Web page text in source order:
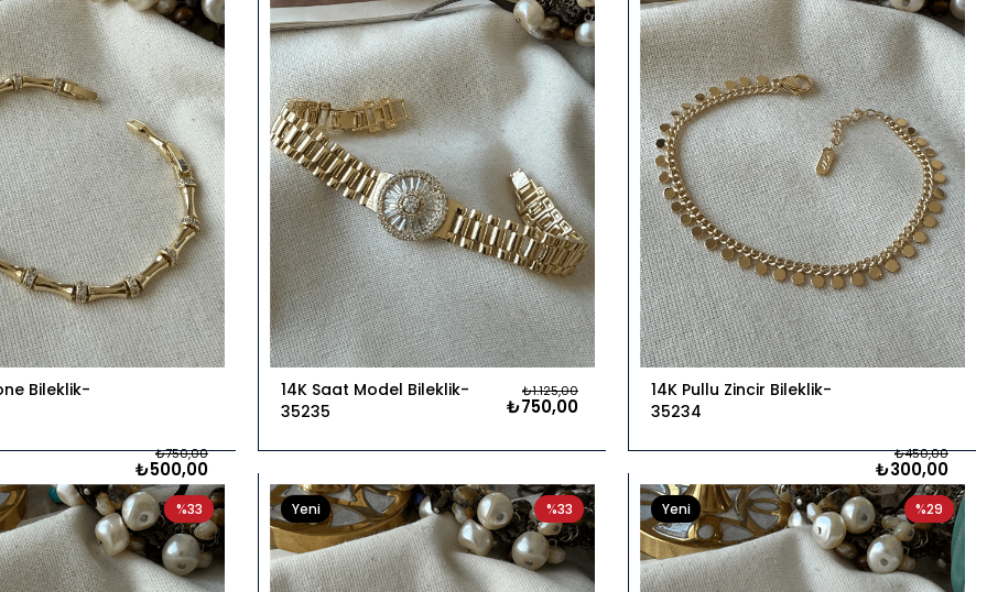
Bileklik
₺500,00
₺750,00
14K Saat Model Bileklik
35235
₺750,00
₺1.125,00
14K Pullu Zincir Bileklik
35234
₺300,00
₺450,00
%33 %33
Yeni
Ürün
%29
Yeni
Ürün